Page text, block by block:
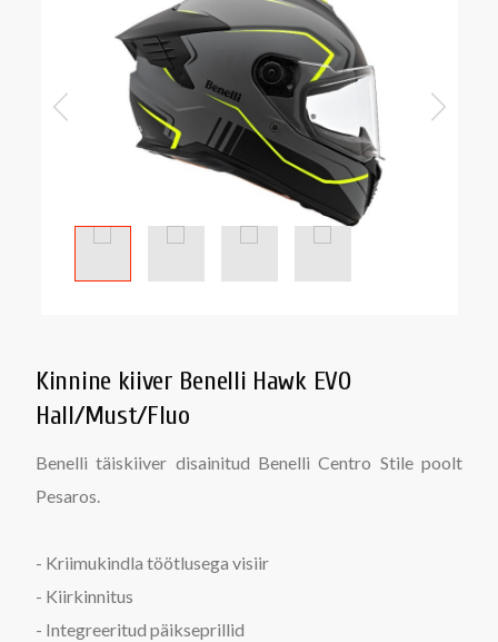
Kinnine kiiver Benelli Hawk EVO
Hall/Must/Fluo
Benelli täiskiiver disainitud Benelli Centro Stile poolt
Pesaros.
- Kriimukindla töötlusega visiir
- Kiirkinnitus
- Integreeritud päikseprillid